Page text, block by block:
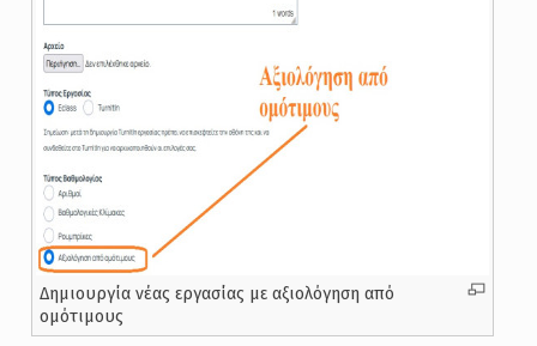
Δημιουργία νέας εργασίας με αξιολόγηση από
ομότιμους